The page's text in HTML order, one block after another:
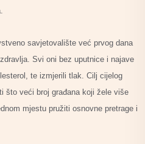
savjetovalište već prvog dana
Svi oni bez uputnice i najave
te izmjerili tlak. Cilj cijelog
što veći broj građana koji žele više
mjestu pružiti osnovne pretrage i